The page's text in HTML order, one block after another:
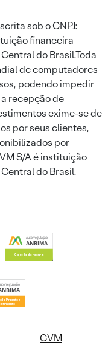
sob o CNPJ:
financeira
do Brasil.Toda
de computadores
podendo impedir
recepção de
exime-se de
por seus clientes,
por
S/A é instituição
do Brasil.
CVM